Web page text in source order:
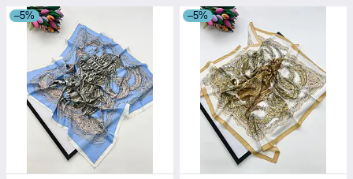
–5% –5%